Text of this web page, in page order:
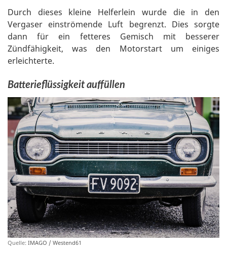
Durch dieses kleine Helferlein wurde die in den
Vergaser einströmende Luft begrenzt. Dies sorgte
dann für ein fetteres Gemisch mit besserer
Zündfähigkeit, was den Motorstart um einiges
erleichterte.
Batterieflüssigkeit auffüllen
Quelle: IMAGO / Westend61